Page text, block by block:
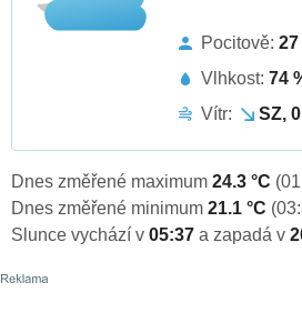
Pocitově: 27
Vlhkost: 74
Vítr:
SZ,
Dnes změřené maximum 24.3 °C
Dnes změřené minimum 21.1 °C
Slunce vychází v 05:37 a zapadá v